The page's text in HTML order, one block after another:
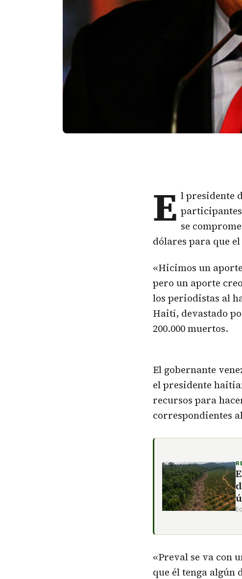
E l presidente
se
dólares para que
«Hicimos un
pero un aporte
los periodistas al
Haití, devastado
200.000 muertos.
El gobernante
el presidente
recursos para
correspondientes
«Preval se va con
que él tenga algún